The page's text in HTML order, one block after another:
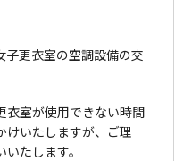
子更衣室の空調設備の交
衣室が使用できない時間
けいたしますが、ご理
たします。